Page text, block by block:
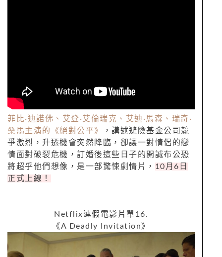
菲比·迪諾佛、艾登·艾倫瑞克、艾迪 · 馬森、瑞奇·
桑馬主演的《絕對公平》
，講述避險基金公司競
爭激烈，升遷機會突然降臨，卻讓一對情侶的戀
情面對破裂危機，訂婚後這些日子的開誠布公恐
將超乎他們想像，是一部驚悚劇情片， 10 月 6 日
正式上線！
Netflix連假電影片單16.
《A Deadly Invitation》